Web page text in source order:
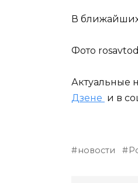
В ближайших
Фото
Актуальные
Дзене и в
новости